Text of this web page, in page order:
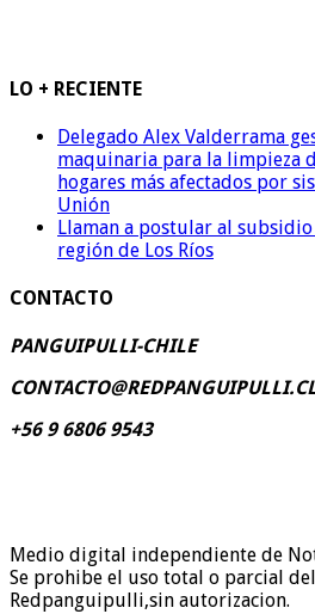
LO + RECIENTE
Delegado Alex Valderrama
maquinaria para la limpieza
hogares más afectados por
Unión
Llaman a postular al
región de Los Ríos
CONTACTO
PANGUIPULLI-CHILE
+56 9 6806 9543
Medio digital independiente de
Se prohibe el uso total o parcial
Redpanguipulli,sin autorizacion.